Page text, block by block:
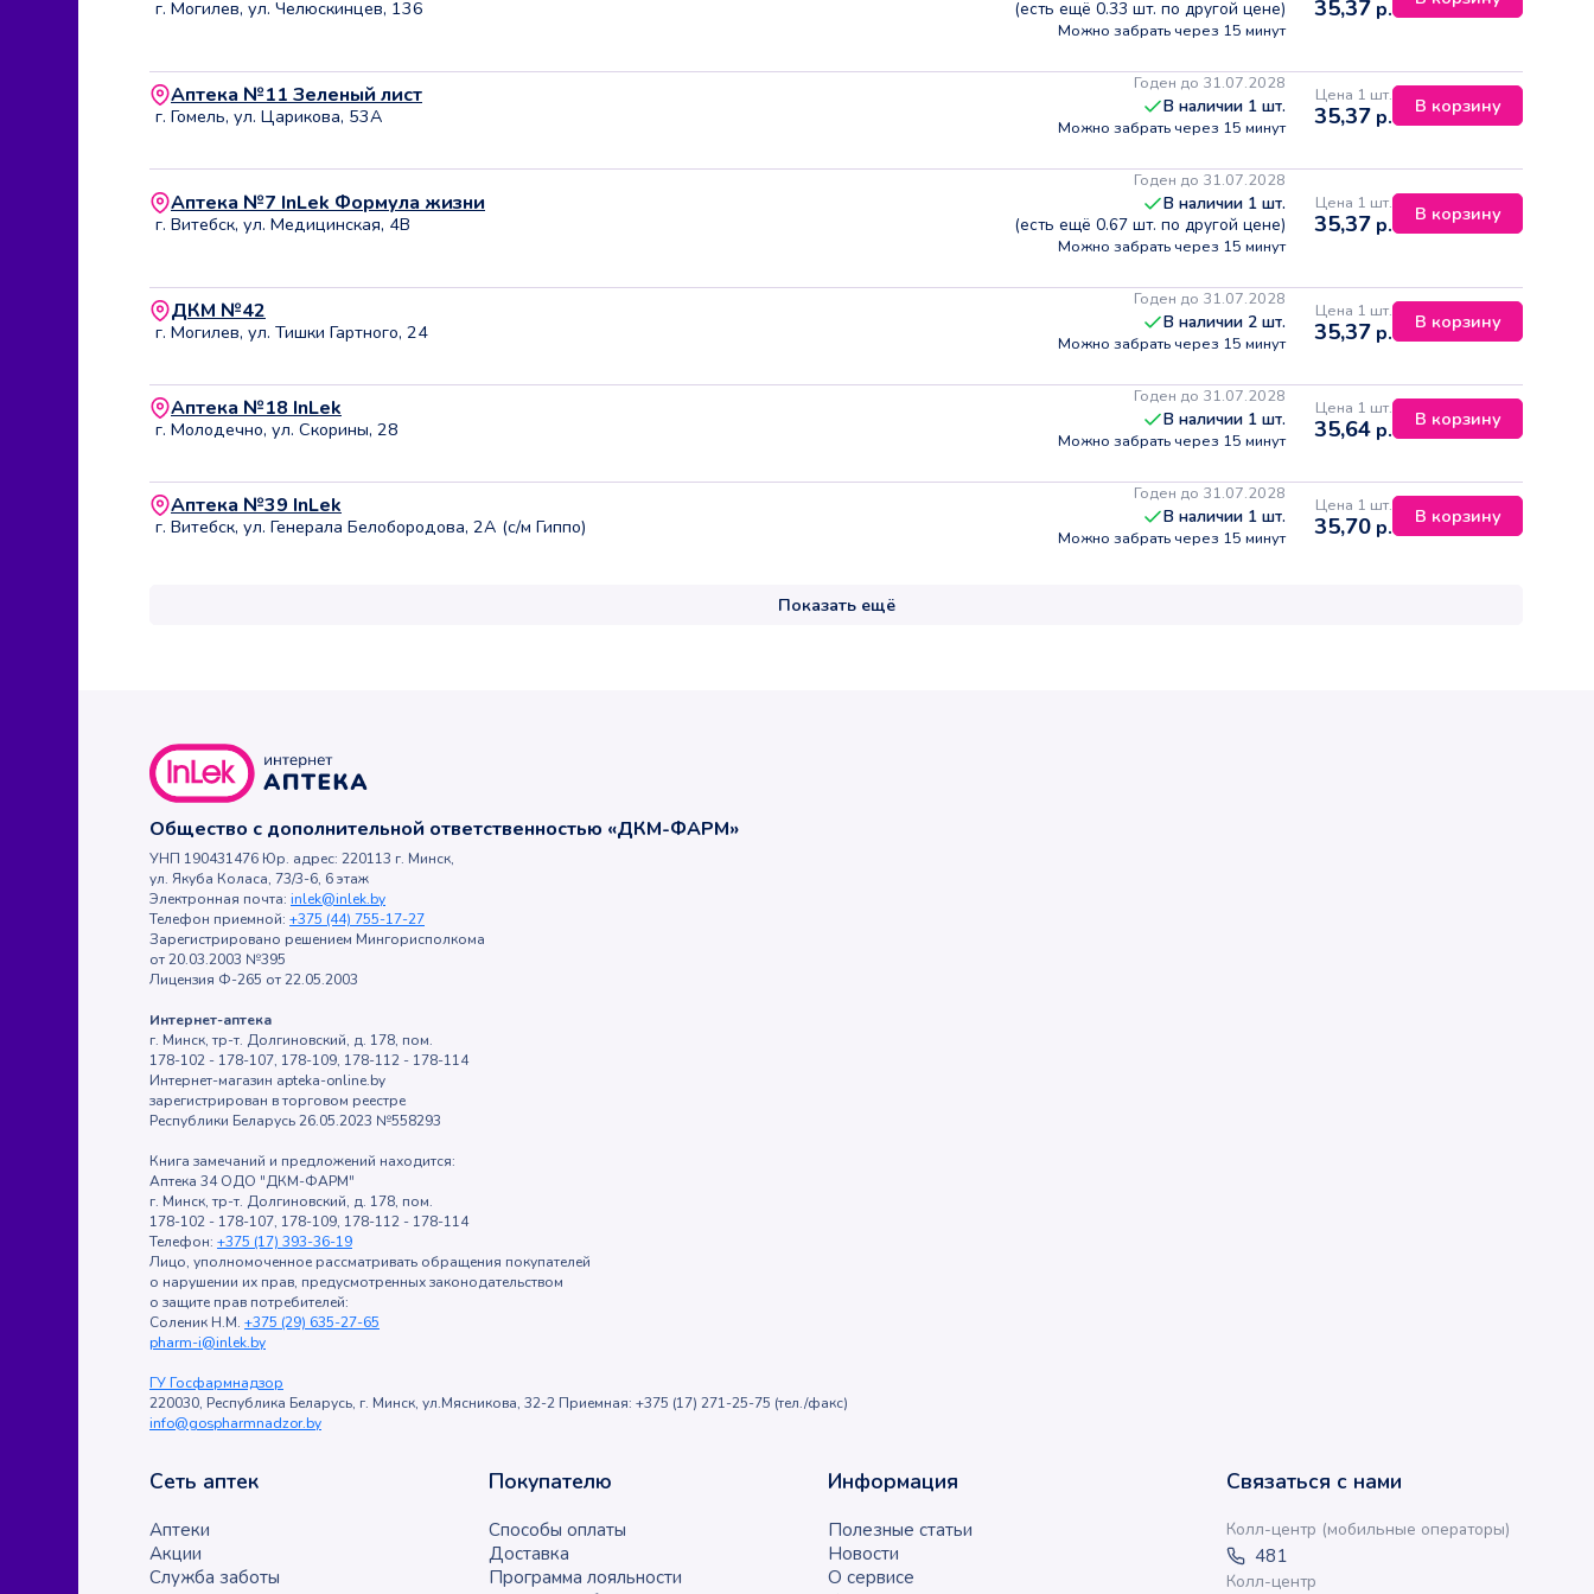
г. Могилев, ул. Челюскинцев, 136
(есть ещё 0.33 шт. по другой цене)
Можно забрать через 15 минут
35,37 р.
Аптека №11 Зеленый лист
г. Гомель, ул. Царикова, 53А
Годен до 31.07.2028
В наличии 1 шт.
Можно забрать через 15 минут
Цена 1 шт.
35,37 р. В корзину
Аптека №7 InLek Формула жизни
г. Витебск, ул. Медицинская, 4В
Годен до 31.07.2028
В наличии 1 шт.
(есть ещё 0.67 шт. по другой цене)
Можно забрать через 15 минут
Цена 1 шт.
35,37 р. В корзину
ДКМ №42
г. Могилев, ул. Тишки Гартного, 24
Годен до 31.07.2028
В наличии 2 шт.
Можно забрать через 15 минут
Цена 1 шт.
35,37 р. В корзину
Аптека №18 InLek
г. Молодечно, ул. Скорины, 28
Годен до 31.07.2028
В наличии 1 шт.
Можно забрать через 15 минут
Цена 1 шт.
35,64 р. В корзину
Аптека №39 InLek
г. Витебск, ул. Генерала Белобородова, 2А (с/м Гиппо)
Годен до 31.07.2028
В наличии 1 шт.
Можно забрать через 15 минут
Цена 1 шт.
35,70 р. В корзину
Показать ещё
Общество с дополнительной ответственностью «ДКМ-ФАРМ»
УНП 190431476 Юр. адрес: 220113 г. Минск,
ул. Якуба Коласа, 73/3-6, 6 этаж
Электронная почта: inlek@inlek.by
Телефон приемной: +375 (44) 755-17-27
Зарегистрировано решением Мингорисполкома
от 20.03.2003 №395
Лицензия Ф-265 от 22.05.2003
Интернет-аптека
г. Минск, тр-т. Долгиновский, д. 178, пом.
178-102 - 178-107, 178-109, 178-112 - 178-114
Интернет-магазин apteka-online.by
зарегистрирован в торговом реестре
Республики Беларусь 26.05.2023 №558293
Книга замечаний и предложений находится:
Аптека 34 ОДО "ДКМ-ФАРМ"
г. Минск, тр-т. Долгиновский, д. 178, пом.
178-102 - 178-107, 178-109, 178-112 - 178-114
Телефон: +375 (17) 393-36-19
Лицо, уполномоченное рассматривать обращения покупателей
о нарушении их прав, предусмотренных законодательством
о защите прав потребителей:
Соленик Н.М. +375 (29) 635-27-65
pharm-i@inlek.by
ГУ Госфармнадзор
220030, Республика Беларусь, г. Минск, ул.Мясникова, 32-2 Приемная: +375 (17) 271-25-75 (тел./факс)
info@gospharmnadzor.by
Сеть аптек
Аптеки
Акции
Служба заботы
Покупателю
Способы оплаты
Доставка
Программа лояльности
Информация
Полезные статьи
Новости
О сервисе
Связаться с нами
Колл-центр (мобильные операторы)
481
Колл-центр